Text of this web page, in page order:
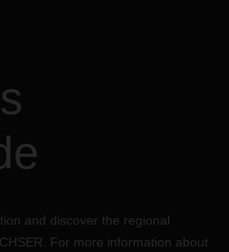
and discover the regional
For more information about